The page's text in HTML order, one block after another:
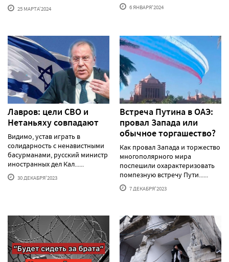
25 МАРТА'2024 6 ЯНВАРЯ'2024
Лавров: цели СВО и
Нетаньяху совпадают
Видимо, устав играть в
солидарность с ненавистными
басурманами, русский министр
иностранных дел Кал......
30 ДЕКАБРЯ'2023
Встреча Путина в ОАЭ:
провал Запада или
обычное торгашество?
Как провал Запада и торжество
многополярного мира
поспешили охарактеризовать
помпезную встречу Пути......
7 ДЕКАБРЯ'2023